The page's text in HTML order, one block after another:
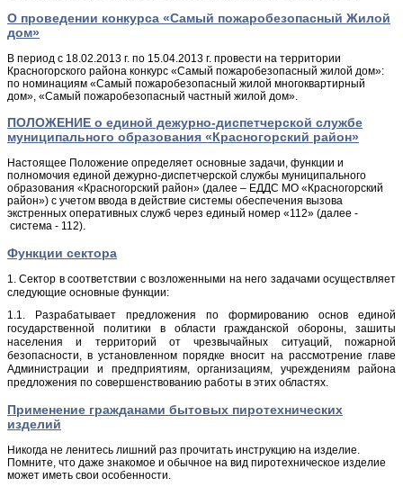
О проведении конкурса «Самый пожаробезопасный Жилой
дом»
В период с 18.02.2013 г. по 15.04.2013 г. провести на территории
Красногорского района конкурс «Самый пожаробезопасный жилой дом»:
по номинациям «Самый пожаробезопасный жилой многоквартирный
дом», «Самый пожаробезопасный частный жилой дом».
ПОЛОЖЕНИЕ о единой дежурно-диспетчерской службе
муниципального образования «Красногорский район»
Настоящее Положение определяет основные задачи, функции и
полномочия единой дежурно-диспетчерской службы муниципального
образования «Красногорский район» (далее – ЕДДС МО «Красногорский
район») с учетом ввода в действие системы обеспечения вызова
экстренных оперативных служб через единый номер «112» (далее -
система - 112).
Функции сектора
1. Сектор в соответствии с возложенными на него задачами осуществляет
следующие основные функции:
1.1. Разрабатывает предложения по формированию основ единой
государствен­ной политики в области гражданской обороны, зашиты
населения и территорий от чрезвычайных ситуаций, пожарной
безопасности, в установленном порядке вносит на рассмотрение главе
Администрации и предприятиям, организациям, учреждениям района
предложения по совершенствованию работы в этих областях.
Применение гражданами бытовых пиротехнических
изделий
Никогда не ленитесь лишний раз прочитать инструкцию на изделие.
Помните, что даже знакомое и обычное на вид пиротехническое изделие
может иметь свои особенности.